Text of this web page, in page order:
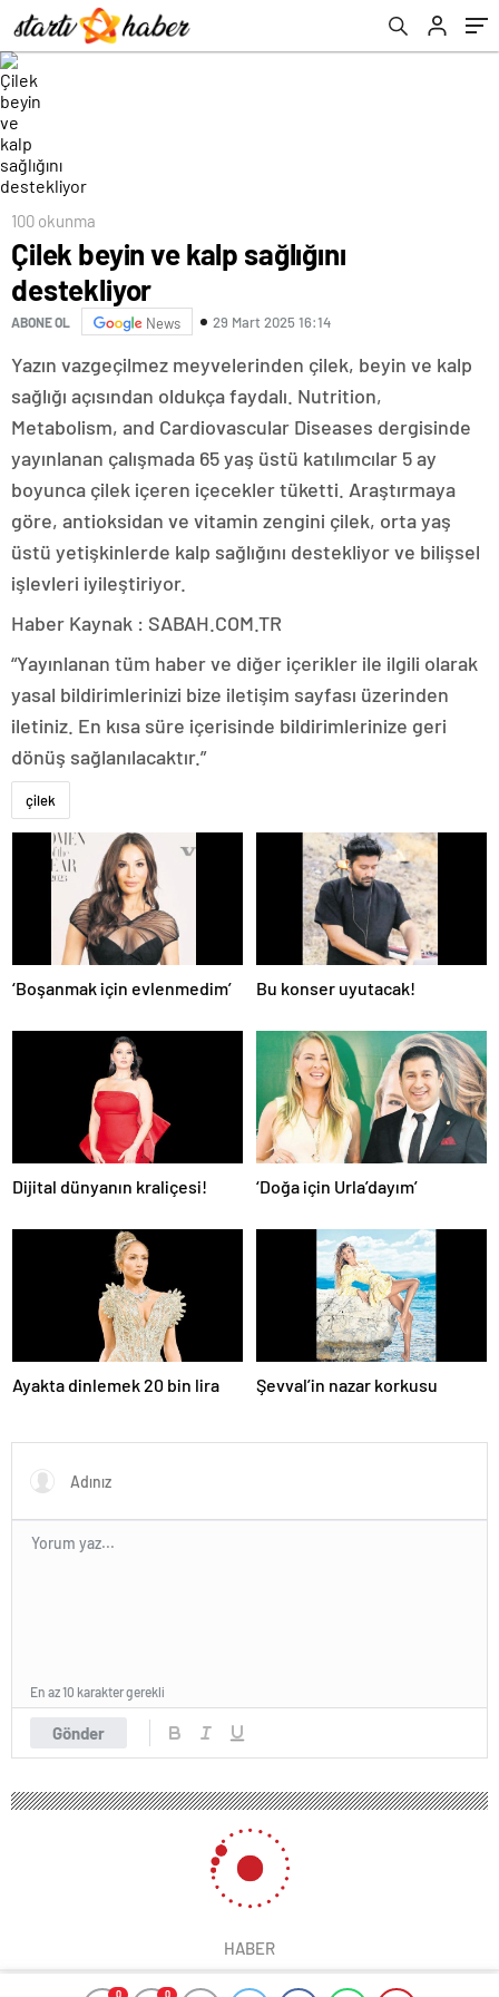
100 okunma
Çilek beyin ve kalp sağlığını
destekliyor
ABONE OL News 29 Mart 2025 16:14
0 0
Yazın vazgeçilmez meyvelerinden çilek, beyin ve kalp
sağlığı açısından oldukça faydalı. Nutrition,
Metabolism, and Cardiovascular Diseases dergisinde
yayınlanan çalışmada 65 yaş üstü katılımcılar 5 ay
boyunca çilek içeren içecekler tüketti. Araştırmaya
göre, antioksidan ve vitamin zengini çilek, orta yaş
üstü yetişkinlerde kalp sağlığını destekliyor ve bilişsel
işlevleri iyileştiriyor.
Haber Kaynak : SABAH.COM.TR
“Yayınlanan tüm haber ve diğer içerikler ile ilgili olarak
yasal bildirimlerinizi bize iletişim sayfası üzerinden
iletiniz. En kısa süre içerisinde bildirimlerinize geri
dönüş sağlanılacaktır.”
çilek
‘Boşanmak için evlenmedim’ Bu konser uyutacak!
Dijital dünyanın kraliçesi! ‘Doğa için Urla’dayım’
Ayakta dinlemek 20 bin lira Şevval’in nazar korkusu
Gönder
En az 10 karakter gerekli
HABER